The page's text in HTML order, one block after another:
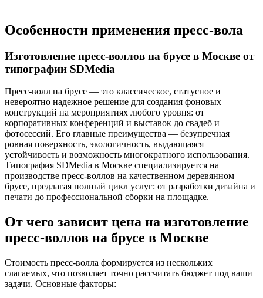
Особенности применения пресс-вола
Изготовление пресс-воллов на брусе в Москве от
типографии SDMedia
Пресс-волл на брусе — это классическое, статусное и
невероятно надежное решение для создания фоновых
конструкций на мероприятиях любого уровня: от
корпоративных конференций и выставок до свадеб и
фотосессий. Его главные преимущества — безупречная
ровная поверхность, экологичность, выдающаяся
устойчивость и возможность многократного использования.
Типография SDMedia в Москве специализируется на
производстве пресс-воллов на качественном деревянном
брусе, предлагая полный цикл услуг: от разработки дизайна и
печати до профессиональной сборки на площадке.
От чего зависит цена на изготовление
пресс-воллов на брусе в Москве
Стоимость пресс-волла формируется из нескольких
слагаемых, что позволяет точно рассчитать бюджет под ваши
задачи. Основные факторы: